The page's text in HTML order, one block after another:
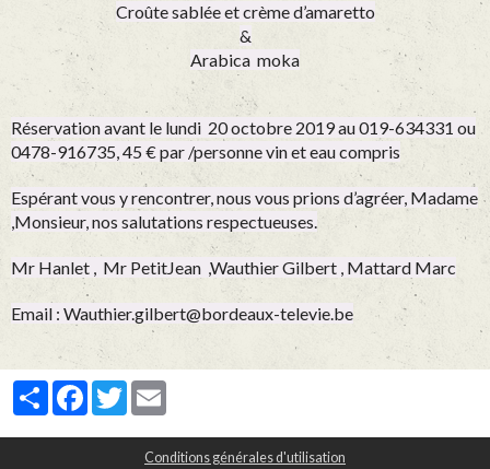
Croûte sablée et crème d’amaretto
&
Arabica moka
Réservation avant le lundi 20 octobre 2019 au 019-634331 ou
0478-916735, 45 € par /personne vin et eau compris
Espérant vous y rencontrer, nous vous prions d’agréer, Madame
,Monsieur, nos salutations respectueuses.
Mr Hanlet , Mr PetitJean ,Wauthier Gilbert , Mattard Marc
Email : Wauthier.gilbert@bordeaux-televie.be
PartagerFacebook
Twitter
Conditions générales d'utilisation